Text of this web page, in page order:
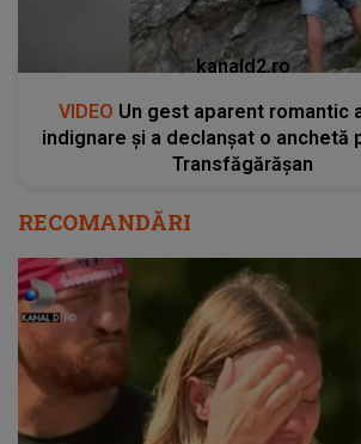
kanald2.ro
VIDEO Un gest aparent romantic
indignare și a declanșat o anchetă
Transfăgărășan
RECOMANDĂRI